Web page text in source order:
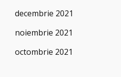
decembrie 2021
noiembrie 2021
octombrie 2021